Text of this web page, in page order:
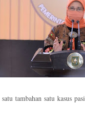
tambahan satu kasus